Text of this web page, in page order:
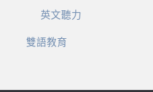
英文聽力
雙語教育